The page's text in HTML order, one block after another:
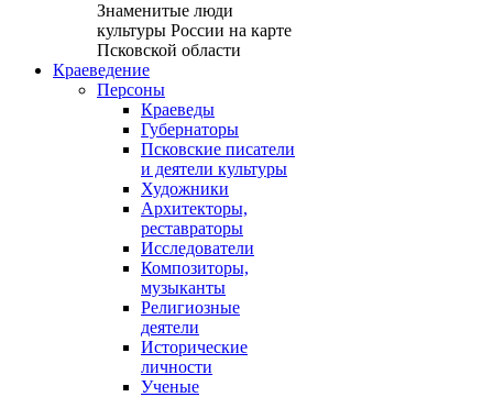
Знаменитые люди
культуры России на карте
Псковской области
Краеведение
Персоны
Краеведы
Губернаторы
Псковские писатели
и деятели культуры
Художники
Архитекторы,
реставраторы
Исследователи
Композиторы,
музыканты
Религиозные
деятели
Исторические
личности
Ученые